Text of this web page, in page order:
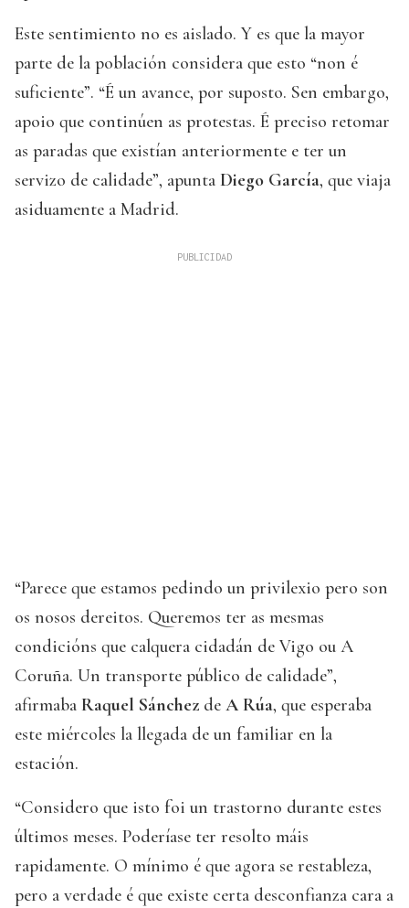
Este sentimiento no es aislado. Y es que la mayor
parte de la población considera que esto “non é
suficiente”. “É un avance, por suposto. Sen embargo,
apoio que continúen as protestas. É preciso retomar
as paradas que existían anteriormente e ter un
servizo de calidade”, apunta Diego García, que viaja
asiduamente a Madrid.
“Parece que estamos pedindo un privilexio pero son
os nosos dereitos. Queremos ter as mesmas
condicións que calquera cidadán de Vigo ou A
Coruña. Un transporte público de calidade”,
afirmaba Raquel Sánchez de A Rúa, que esperaba
este miércoles la llegada de un familiar en la
estación.
“Considero que isto foi un trastorno durante estes
últimos meses. Poderíase ter resolto máis
rapidamente. O mínimo é que agora se restableza,
pero a verdade é que existe certa desconfianza cara a